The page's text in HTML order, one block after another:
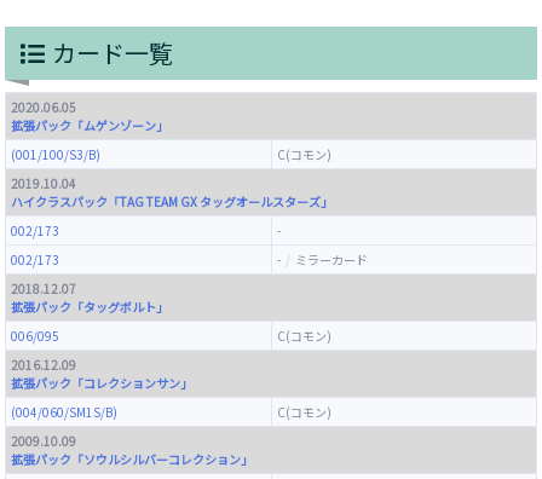
カード一覧
2020.06.05
拡張パック「ムゲンゾーン」
(001/100/S3/B)
C(コモン)
2019.10.04
ハイクラスパック「TAG TEAM GX タッグオールスターズ」
002/173
-
002/173
-
ミラーカード
2018.12.07
拡張パック「タッグボルト」
006/095
C(コモン)
2016.12.09
拡張パック「コレクションサン」
(004/060/SM1S/B)
C(コモン)
2009.10.09
拡張パック「ソウルシルバーコレクション」